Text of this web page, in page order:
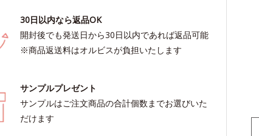
30日以内なら返品OK
開封後でも発送日から30日以内であれば返品可能
※商品返送料はオルビスが負担いたします
サンプルプレゼント
サンプルはご注文商品の合計個数までお選びいた
だけます